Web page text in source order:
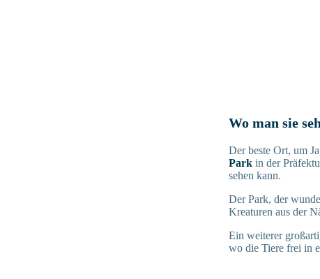
Wo man sie
Der beste Ort, um
Park in der
sehen kann.
Der Park, der
Kreaturen aus der
Ein weiterer
wo die Tiere frei in